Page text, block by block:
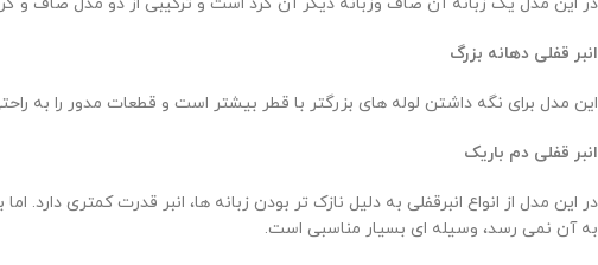
انبر قفلی دهانه بزرگ
این مدل برای نگه داشتن لوله های بزرگتر با قطر بیشتر است و قطعات مدور را به
انبر قفلی دم باریک
در این مدل از انواع انبرقفلی به دلیل نازک تر بودن زبانه ها، انبر قدرت کمتری دارد.
به آن نمی رسد، وسیله ای بسیار مناسبی است.